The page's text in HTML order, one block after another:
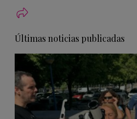
Últimas noticias publicadas